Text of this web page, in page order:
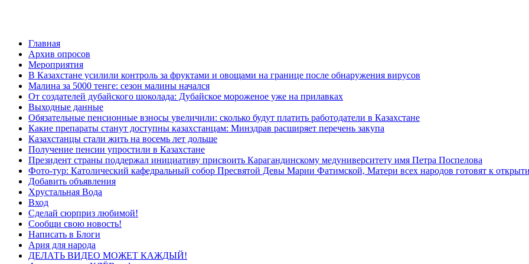
Главная
Архив опросов
Мероприятия
В Казахстане усилили контроль за фруктами и овощами на границе после обнаружения вирусов
Малина за 5000 тенге: сезон малины начался
От создателей дубайского шоколада: Дубайское мороженое уже на прилавках
Выходные данные
Обязательные пенсионные взносы увеличили: сколько будут платить работодатели в Казахстане
Какие препараты станут доступны казахстанцам: Минздрав расширяет перечень закупа
Казахстанцы стали жить на восемь лет дольше
Получение пенсии упростили в Казахстане
Президент страны поддержал инициативу присвоить Карагандинскому медуниверситету имя Петра Поспелова
Фото-тур: Католический кафедральный собор Пресвятой Девы Марии Фатимской, Матери всех народов готовят к
Добавить объявления
Хрустальная Вода
Вход
Сделай сюрприз любимой!
Сообщи свою новость!
Написать в Блоги
Ария для народа
ДЕЛАТЬ ВИДЕО МОЖЕТ КАЖДЫЙ!